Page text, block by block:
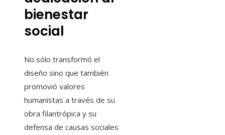
bienestar
social
No sólo transformó el
diseño sino que también
promovió valores
humanistas a través de su
obra filantrópica y su
defensa de causas sociales